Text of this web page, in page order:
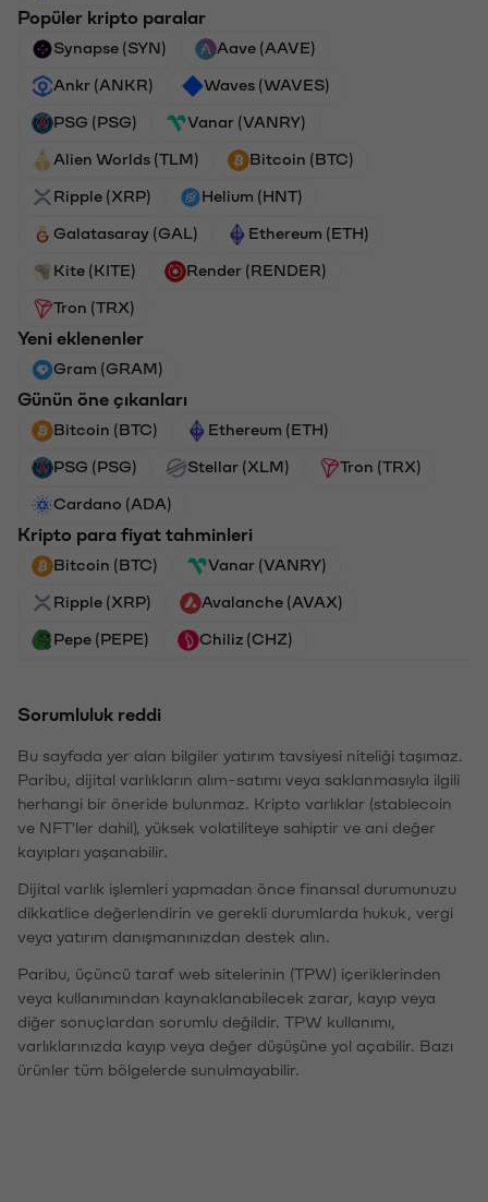
Popüler kripto paralar
Synapse (SYN) Aave (AAVE)
Ankr (ANKR) Waves (WAVES)
PSG (PSG) Vanar (VANRY)
Alien Worlds (TLM) Bitcoin (BTC)
Ripple (XRP) Helium (HNT)
Galatasaray (GAL) Ethereum (ETH)
Kite (KITE) Render (RENDER)
Tron (TRX)
Yeni eklenenler
Gram (GRAM)
Günün öne çıkanları
Bitcoin (BTC) Ethereum (ETH)
PSG (PSG) Stellar (XLM) Tron (TRX)
Cardano (ADA)
Kripto para fiyat tahminleri
Bitcoin (BTC) Vanar (VANRY)
Ripple (XRP) Avalanche (AVAX)
Pepe (PEPE) Chiliz (CHZ)
Sorumluluk reddi
Bu sayfada yer alan bilgiler yatırım tavsiyesi niteliği taşımaz.
Paribu, dijital varlıkların alım-satımı veya saklanmasıyla ilgili
herhangi bir öneride bulunmaz. Kripto varlıklar (stablecoin
ve NFT'ler dahil), yüksek volatiliteye sahiptir ve ani değer
kayıpları yaşanabilir.
Dijital varlık işlemleri yapmadan önce finansal durumunuzu
dikkatlice değerlendirin ve gerekli durumlarda hukuk, vergi
veya yatırım danışmanınızdan destek alın.
Paribu, üçüncü taraf web sitelerinin (TPW) içeriklerinden
veya kullanımından kaynaklanabilecek zarar, kayıp veya
diğer sonuçlardan sorumlu değildir. TPW kullanımı,
varlıklarınızda kayıp veya değer düşüşüne yol açabilir. Bazı
ürünler tüm bölgelerde sunulmayabilir.